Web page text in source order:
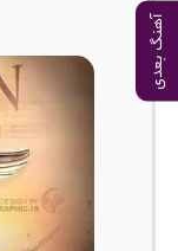
آهنگ بعدی